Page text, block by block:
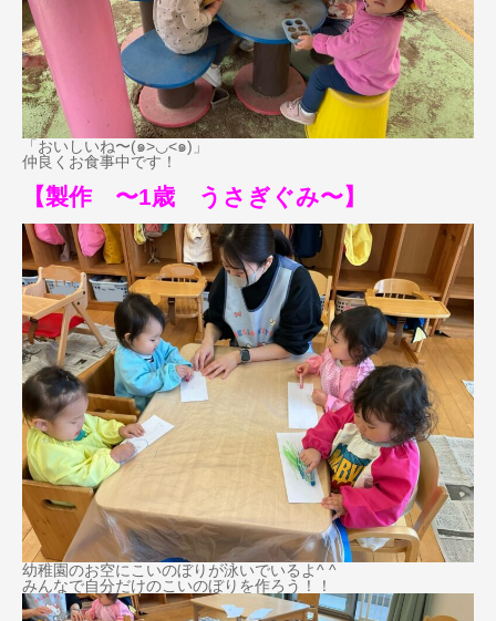
「おいしいね〜(๑>◡<๑)」
仲良くお食事中です！
【製作 〜1歳 うさぎぐみ〜】
幼稚園のお空にこいのぼりが泳いでいるよ^ ^
みんなで自分だけのこいのぼりを作ろう！！